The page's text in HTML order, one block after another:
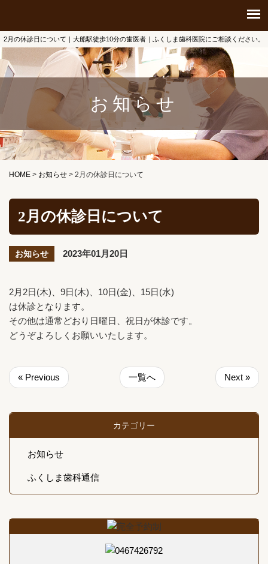
2月の休診日について｜大船駅徒歩10分の歯医者｜ふくしま歯科医院にご相談ください。
お知らせ
HOME > お知らせ > 2月の休診日について
2月の休診日について
お知らせ 2023年01月20日
2月2日(木)、9日(木)、10日(金)、15日(水)
は休診となります。
その他は通常どおり日曜日、祝日が休診です。
どうぞよろしくお願いいたします。
« Previous 一覧へ Next »
カテゴリー
お知らせ
ふくしま歯科通信